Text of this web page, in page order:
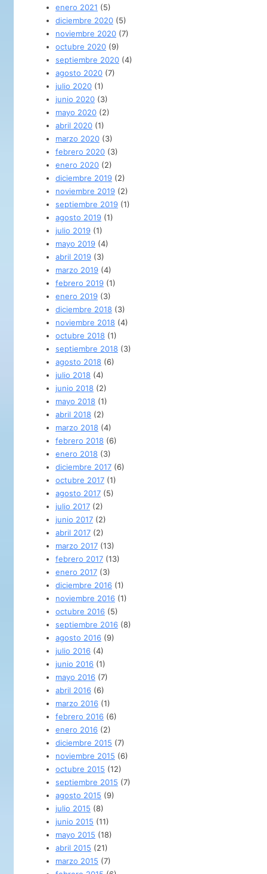
enero 2021 (5)
diciembre 2020 (5)
noviembre 2020 (7)
octubre 2020 (9)
septiembre 2020 (4)
agosto 2020 (7)
julio 2020 (1)
junio 2020 (3)
mayo 2020 (2)
abril 2020 (1)
marzo 2020 (3)
febrero 2020 (3)
enero 2020 (2)
diciembre 2019 (2)
noviembre 2019 (2)
septiembre 2019 (1)
agosto 2019 (1)
julio 2019 (1)
mayo 2019 (4)
abril 2019 (3)
marzo 2019 (4)
febrero 2019 (1)
enero 2019 (3)
diciembre 2018 (3)
noviembre 2018 (4)
octubre 2018 (1)
septiembre 2018 (3)
agosto 2018 (6)
julio 2018 (4)
junio 2018 (2)
mayo 2018 (1)
abril 2018 (2)
marzo 2018 (4)
febrero 2018 (6)
enero 2018 (3)
diciembre 2017 (6)
octubre 2017 (1)
agosto 2017 (5)
julio 2017 (2)
junio 2017 (2)
abril 2017 (2)
marzo 2017 (13)
febrero 2017 (13)
enero 2017 (3)
diciembre 2016 (1)
noviembre 2016 (1)
octubre 2016 (5)
septiembre 2016 (8)
agosto 2016 (9)
julio 2016 (4)
junio 2016 (1)
mayo 2016 (7)
abril 2016 (6)
marzo 2016 (1)
febrero 2016 (6)
enero 2016 (2)
diciembre 2015 (7)
noviembre 2015 (6)
octubre 2015 (12)
septiembre 2015 (7)
agosto 2015 (9)
julio 2015 (8)
junio 2015 (11)
mayo 2015 (18)
abril 2015 (21)
marzo 2015 (7)